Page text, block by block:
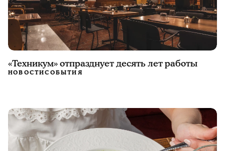
«Техникум» отпразднует десять лет работы
НОВОСТИСОБЫТИЯ